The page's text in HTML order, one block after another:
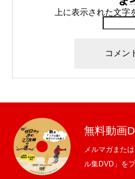
上に表示された文字
無料動画
メルマガまた
ル集DVD」を